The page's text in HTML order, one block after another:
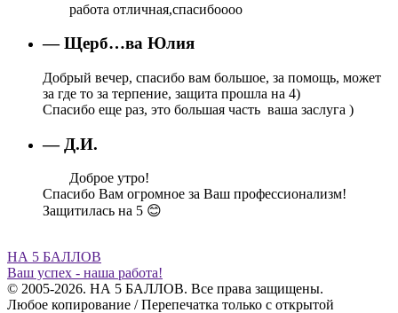
работа отличная,спасибоооо
— Щерб…ва Юлия
Добрый вечер, спасибо вам большое, за помощь, может
за где то за терпение, защита прошла на 4)
Спасибо еще раз, это большая часть ваша заслуга )
— Д.И.
Доброе утро!
Спасибо Вам огромное за Ваш профессионализм!
Защитилась на 5 😊
НА 5 БАЛЛОВ
Ваш успех - наша работа!
© 2005-2026. НА 5 БАЛЛОВ. Все права защищены.
Любое копирование / Перепечатка только с открытой